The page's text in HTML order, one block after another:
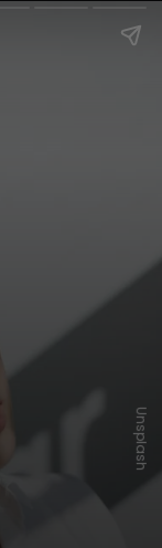
Unsplash